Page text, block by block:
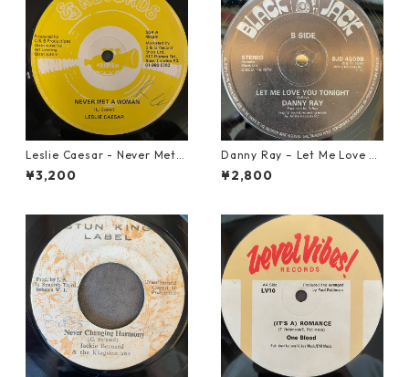
Leslie Caesar - Never Met A
Woman【12-50067】
¥3,200
Danny Ray – Let Me Love Yo
u Tonight【12-30001】
¥2,800